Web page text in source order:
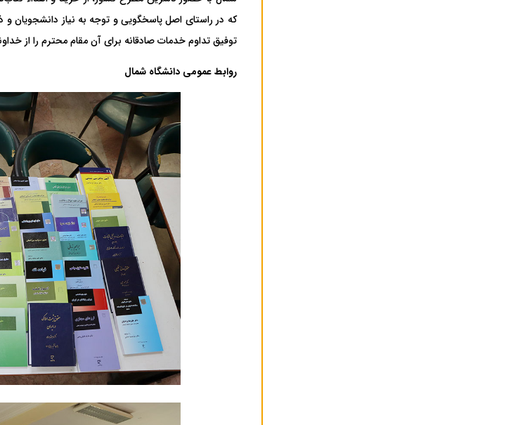
که در راستای اصل پاسخگویی و توجه به نیاز دانشجویان
توفیق تداوم خدمات صادقانه برای آن مقام محترم را از
روابط عمومی دانشگاه شمال